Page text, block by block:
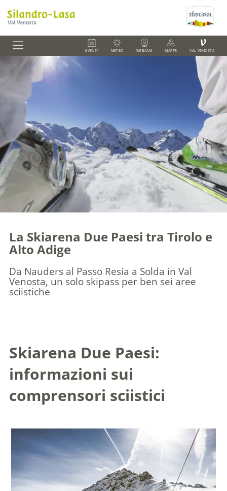
EVENTI METEO WEBCAM MAPPS
V
VAL VENOSTA
La Skiarena Due Paesi tra Tirolo e
Alto Adige
Da Nauders al Passo Resia a Solda in Val
Venosta, un solo skipass per ben sei aree
sciistiche
Skiarena Due Paesi:
informazioni sui
comprensori sciistici